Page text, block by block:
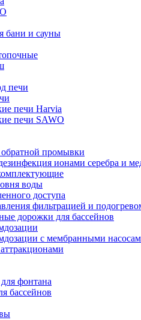
бани и сауны
печи
печи Harvia
печи SAWO
промывки
ионами серебра и
воды
доступа
фильтрацией и
дорожки для бассейнов
с мембранными
фонтана
бассейнов